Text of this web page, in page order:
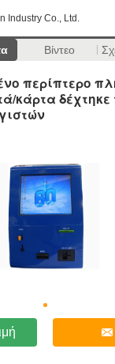
Industry Co., Ltd.
Βίντεο
περίπτερο
κάρτα δέχτηκε